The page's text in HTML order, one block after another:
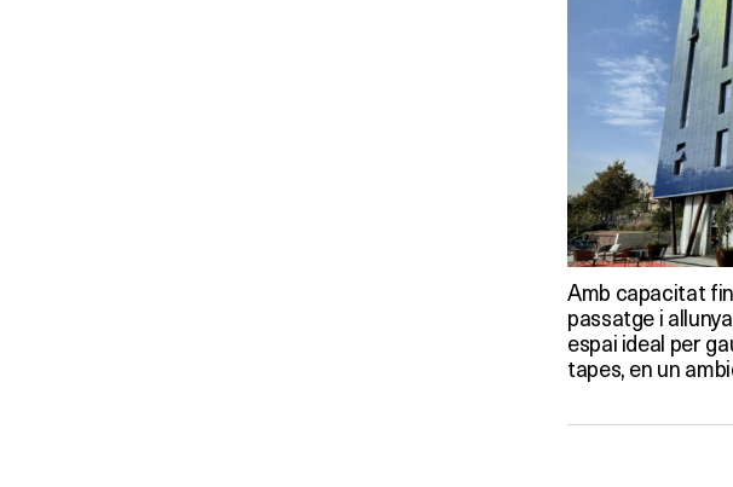
Amb capacitat
passatge i
espai ideal per
tapes, en un